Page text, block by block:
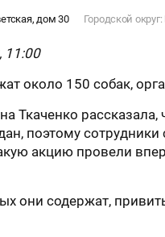
дом 30 Городской округ:
11:00
около 150 собак,
Ткаченко
поэтому
акцию провели
они содержат,